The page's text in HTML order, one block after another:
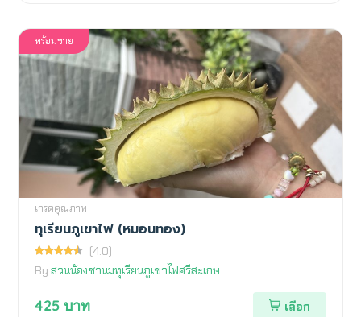
พร้อมขาย
เกรดคุณภาพ
ทุเรียนภูเขาไฟ (หมอนทอง)
(4.0)
By สวนน้องชานมทุเรียนภูเขาไฟศรีสะเกษ
425 บาท เลือก